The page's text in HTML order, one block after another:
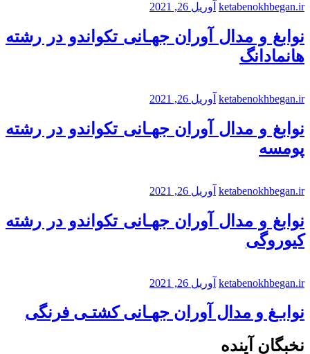
ketabenokhbegan.ir آوریل 26, 2021
نوابغ و مدال آوران جهـانی تکواندو در رشته
هانمادانگ
ketabenokhbegan.ir آوریل 26, 2021
نوابغ و مدال آوران جهـانی تکواندو در رشته
پومسه
ketabenokhbegan.ir آوریل 26, 2021
نوابغ و مدال آوران جهـانی تکواندو در رشته
کیوروگی
ketabenokhbegan.ir آوریل 26, 2021
نوابـغ و مدال آوران جهـانی کشتـی فرنگی
نخبگان آینده